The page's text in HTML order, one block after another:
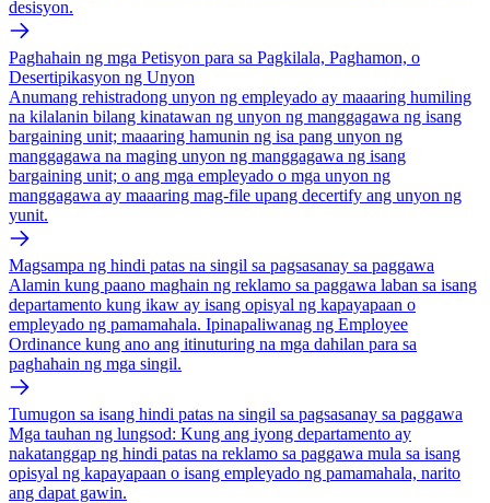
desisyon.
Paghahain ng mga Petisyon para sa Pagkilala, Paghamon, o
Desertipikasyon ng Unyon
Anumang rehistradong unyon ng empleyado ay maaaring humiling
na kilalanin bilang kinatawan ng unyon ng manggagawa ng isang
bargaining unit; maaaring hamunin ng isa pang unyon ng
manggagawa na maging unyon ng manggagawa ng isang
bargaining unit; o ang mga empleyado o mga unyon ng
manggagawa ay maaaring mag-file upang decertify ang unyon ng
yunit.
Magsampa ng hindi patas na singil sa pagsasanay sa paggawa
Alamin kung paano maghain ng reklamo sa paggawa laban sa isang
departamento kung ikaw ay isang opisyal ng kapayapaan o
empleyado ng pamamahala. Ipinapaliwanag ng Employee
Ordinance kung ano ang itinuturing na mga dahilan para sa
paghahain ng mga singil.
Tumugon sa isang hindi patas na singil sa pagsasanay sa paggawa
Mga tauhan ng lungsod: Kung ang iyong departamento ay
nakatanggap ng hindi patas na reklamo sa paggawa mula sa isang
opisyal ng kapayapaan o isang empleyado ng pamamahala, narito
ang dapat gawin.